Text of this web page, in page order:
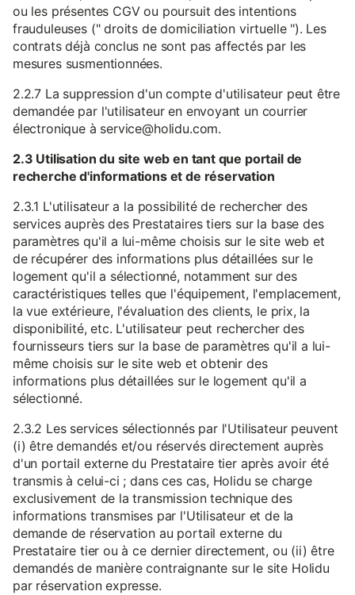
ou les présentes CGV ou poursuit des intentions
frauduleuses (" droits de domiciliation virtuelle "). Les
contrats déjà conclus ne sont pas affectés par les
mesures susmentionnées.
2.2.7 La suppression d'un compte d'utilisateur peut être
demandée par l'utilisateur en envoyant un courrier
électronique à service@holidu.com.
2.3 Utilisation du site web en tant que portail de
recherche d'informations et de réservation
2.3.1 L'utilisateur a la possibilité de rechercher des
services auprès des Prestataires tiers sur la base des
paramètres qu'il a lui-même choisis sur le site web et
de récupérer des informations plus détaillées sur le
logement qu'il a sélectionné, notamment sur des
caractéristiques telles que l'équipement, l'emplacement,
la vue extérieure, l'évaluation des clients, le prix, la
disponibilité, etc. L'utilisateur peut rechercher des
fournisseurs tiers sur la base de paramètres qu'il a lui-
même choisis sur le site web et obtenir des
informations plus détaillées sur le logement qu'il a
sélectionné.
2.3.2 Les services sélectionnés par l'Utilisateur peuvent
(i) être demandés et/ou réservés directement auprès
d'un portail externe du Prestataire tier après avoir été
transmis à celui-ci ; dans ces cas, Holidu se charge
exclusivement de la transmission technique des
informations transmises par l'Utilisateur et de la
demande de réservation au portail externe du
Prestataire tier ou à ce dernier directement, ou (ii) être
demandés de manière contraignante sur le site Holidu
par réservation expresse.